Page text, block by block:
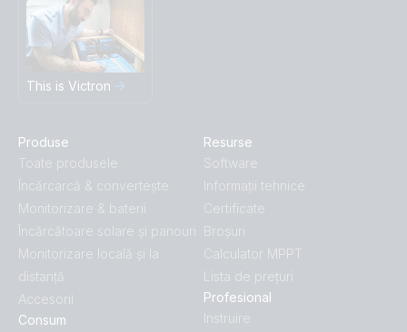
This is Victron
Produse
Toate produsele
Încărcarcă & convertește
Monitorizare & baterii
Încărcătoare solare și panouri
Monitorizare locală și la
distanță
Accesorii
Consum
Resurse
Software
Informații tehnice
Certificate
Broșuri
Calculator MPPT
Lista de prețuri
Profesional
Instruire